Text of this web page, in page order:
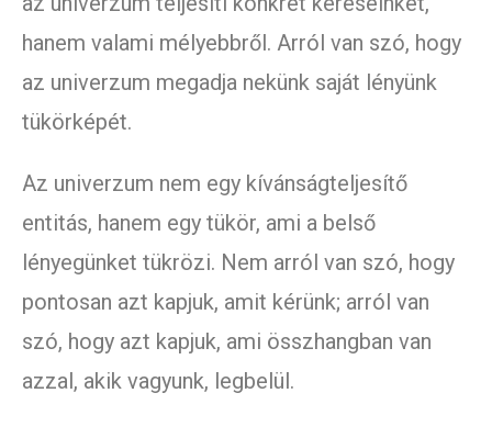
hanem valami mélyebbről. Arról van szó, hogy
az univerzum megadja nekünk saját lényünk
tükörképét.
Az univerzum nem egy kívánságteljesítő
entitás, hanem egy tükör, ami a belső
lényegünket tükrözi. Nem arról van szó, hogy
pontosan azt kapjuk, amit kérünk; arról van
szó, hogy azt kapjuk, ami összhangban van
azzal, akik vagyunk, legbelül.